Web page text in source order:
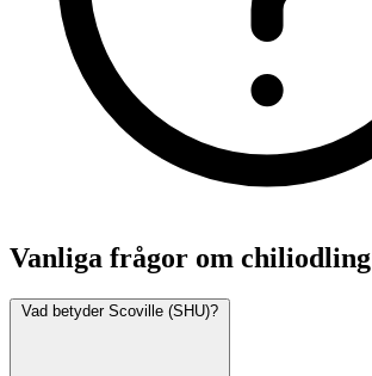
Vanliga frågor om chiliodling
Vad betyder Scoville (SHU)?